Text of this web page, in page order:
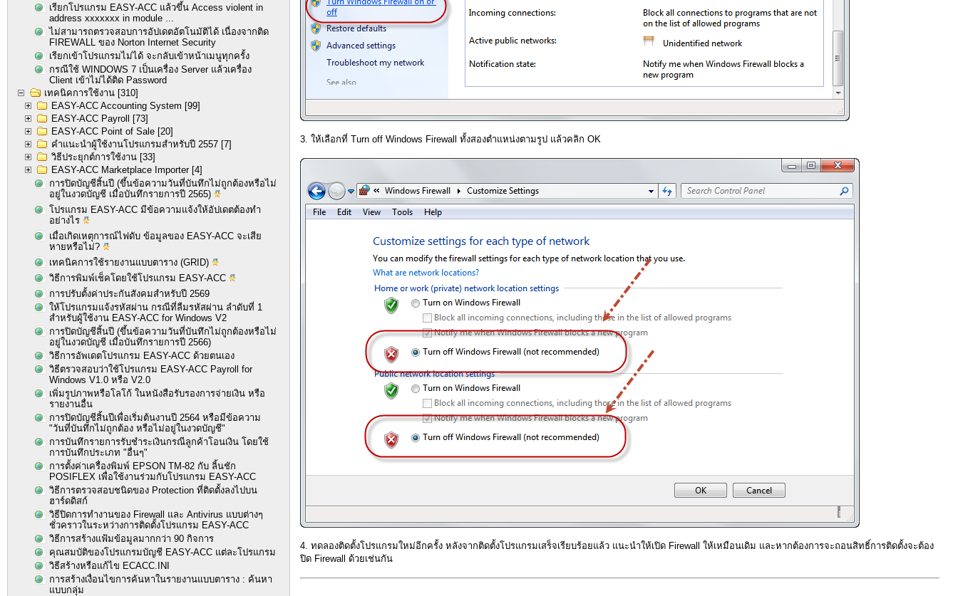
เรียกโปรแกรม EASY-ACC แล้วขึ้น Access violent in
address xxxxxxx in module ...
ไม่สามารถตรวจสอบการอัปเดตอัตโนมัติได้ เนื่องจากติด
FIREWALL ของ Norton Internet Security
เรียกเข้าโปรแกรมไม่ได้ จะกลับเข้าหน้าเมนูทุกครั้ง
กรณีใช้ WINDOWS 7 เป็นเครื่อง Server แล้วเครื่อง
Client เข้าไม่ได้ติด Password
เทคนิคการใช้งาน [310]
EASY-ACC Accounting System [99]
EASY-ACC Payroll
[73]
EASY-ACC Point of Sale [20]
คำแนะนำผู้ใช้งานโปรแกรมสำหรับปี 2557 [7]
วิธีประยุกต์การใช้งาน [33]
EASY-ACC Marketplace Importer [4]
การปิดบัญชีสิ้นปี (ขึ้นข้อความวันที่บันทึกไม่ถูกต้องหรือไม่
อยู่ในงวดบัญชี เมื่อบันทึกรายการปี 2565)
โปรแกรม EASY-ACC มีข้อความแจ้งให้อัปเดตต้องทำ
อย่างไร
เมื่อเกิดเหตุการณ์ไฟดับ ข้อมูลของ EASY-ACC จะเสีย
หายหรือไม่?
เทคนิคการใช้รายงานแบบตาราง (GRID)
วิธีการพิมพ์เช็คโดยใช้โปรแกรม EASY-ACC
การปรับตั้งค่าประกันสังคมสำหรับปี 2569
ให้โปรแกรมแจ้งรหัสผ่าน กรณีที่ลืมรหัสผ่าน ลำดับที่ 1
สำหรับผู้ใช้งาน EASY-ACC for Windows V2
การปิดบัญชีสิ้นปี (ขึ้นข้อความวันที่บันทึกไม่ถูกต้องหรือไม่
อยู่ในงวดบัญชี เมื่อบันทึกรายการปี 2566)
วิธีการอัพเดตโปรแกรม EASY-ACC ด้วยตนเอง
วิธีตรวจสอบว่าใช้โปรแกรม EASY-ACC Payroll for
Windows V1.0 หรือ V2.0
เพิ่มรูปภาพหรือโลโก้ ในหนังสือรับรองการจ่ายเงิน หรือ
รายงานอื่น
การปิดบัญชีสิ้นปีเพื่อเริ่มต้นงานปี 2564 หรือมีข้อความ
"วันที่บันทึกไม่ถูกต้อง หรือไม่อยู่ในงวดบัญชี"
การบันทึกรายการรับชำระเงินกรณีลูกค้าโอนเงิน โดยใช้
การบันทึกประเภท "อื่นๆ"
การตั้งค่าเครื่องพิมพ์ EPSON TM-82 กับ ลิ้นชัก
POSIFLEX เพื่อใช้งานร่วมกับโปรแกรม EASY-ACC
วิธีการตรวจสอบชนิดของ Protection ที่ติดตั้งลงไปบน
ฮาร์ดดิสก์
วิธีปิดการทำงานของ Firewall และ Antivirus แบบต่างๆ
ชั่วคราวในระหว่างการติดตั้งโปรแกรม EASY-ACC
วิธีการสร้างแฟ้มข้อมูลมากกว่า 90 กิจการ
คุณสมบัติของโปรแกรมบัญชี EASY-ACC แต่ละโปรแกรม
วิธีสร้างหรือแก้ไข ECACC.INI
การสร้างเงื่อนไขการค้นหาในรายงานแบบตาราง : ค้นหา
แบบกลุ่ม
3. ให้เลือกที่ Turn off Windows Firewall ทั้งสองตำแหน่งตามรูป แล้วคลิก OK
4. ทดลองติดตั้งโปรแกรมใหม่อีกครั้ง หลังจากติดตั้งโปรแกรมเสร็จเรียบร้อยแล้ว แนะนำให้เปิด Firewall ให้เหมือนเดิม และหากต้องการจะถอนสิทธิ์การติดตั้งจะต้อง
ปิด Firewall ด้วยเช่นกัน